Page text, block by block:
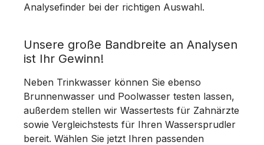
Analysefinder bei der richtigen Auswahl.
Unsere große Bandbreite an Analysen
ist Ihr Gewinn!
Neben Trinkwasser können Sie ebenso
Brunnenwasser und Poolwasser testen lassen,
außerdem stellen wir Wassertests für Zahnärzte
sowie Vergleichstests für Ihren Wassersprudler
bereit. Wählen Sie jetzt Ihren passenden